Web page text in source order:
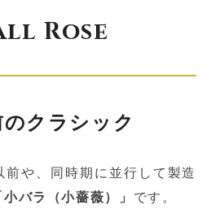
Rose
クラシック
前や、同時期に並行して製造
小バラ（小薔薇）」 です。